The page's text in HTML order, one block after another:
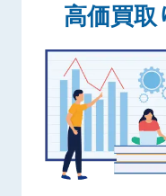
高価買取